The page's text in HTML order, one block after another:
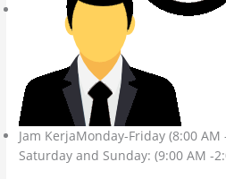
Jam KerjaMonday-Friday (8:00 AM
Saturday and Sunday: (9:00 AM -